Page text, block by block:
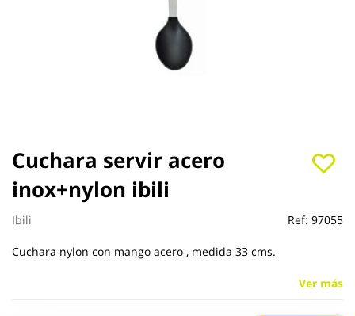
Cuchara servir acero
inox+nylon ibili
Ibili Ref: 97055
Cuchara nylon con mango acero , medida 33 cms.
Ver más
Saltar
al
comienzo
de
la
de